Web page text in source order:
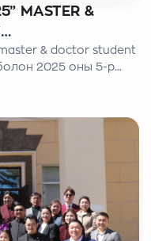
MASTER &
ӨРГӨМЖЛӨЛ,
master & doctor student
2025 оны 5-р
зохион